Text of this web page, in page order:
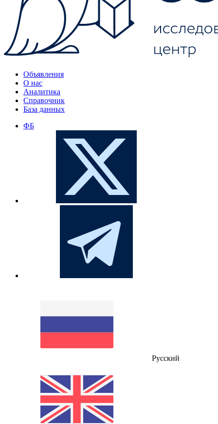
Объявления
О нас
Аналитика
Справочник
База данных
ФБ
Русский